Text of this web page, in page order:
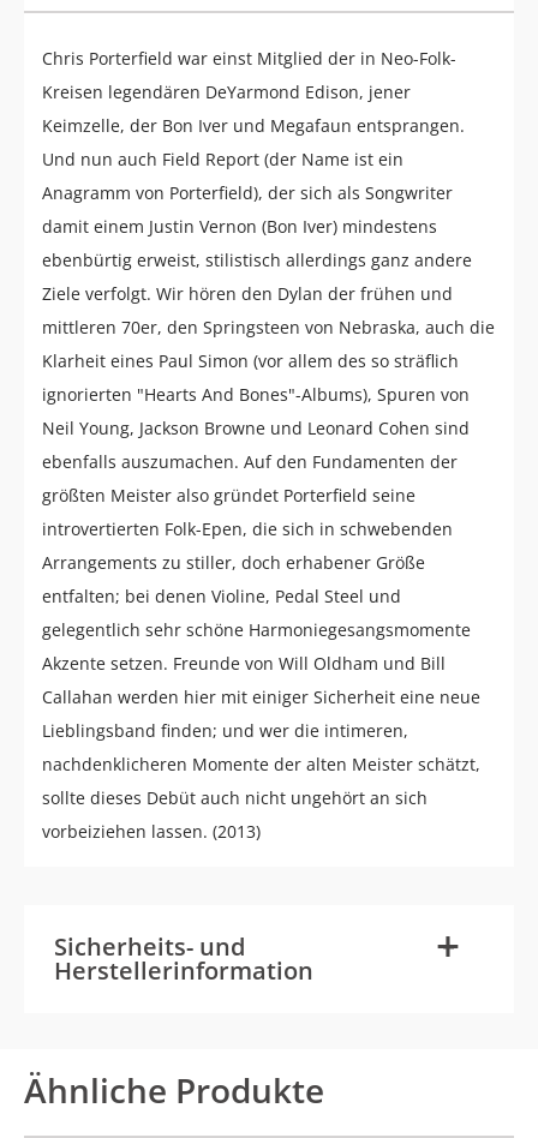
Chris Porterfield war einst Mitglied der in Neo-Folk-
Kreisen legendären DeYarmond Edison, jener
Keimzelle, der Bon Iver und Megafaun entsprangen.
Und nun auch Field Report (der Name ist ein
Anagramm von Porterfield), der sich als Songwriter
damit einem Justin Vernon (Bon Iver) mindestens
ebenbürtig erweist, stilistisch allerdings ganz andere
Ziele verfolgt. Wir hören den Dylan der frühen und
mittleren 70er, den Springsteen von Nebraska, auch die
Klarheit eines Paul Simon (vor allem des so sträflich
ignorierten "Hearts And Bones"-Albums), Spuren von
Neil Young, Jackson Browne und Leonard Cohen sind
ebenfalls auszumachen. Auf den Fundamenten der
größten Meister also gründet Porterfield seine
introvertierten Folk-Epen, die sich in schwebenden
Arrangements zu stiller, doch erhabener Größe
entfalten; bei denen Violine, Pedal Steel und
gelegentlich sehr schöne Harmoniegesangsmomente
Akzente setzen. Freunde von Will Oldham und Bill
Callahan werden hier mit einiger Sicherheit eine neue
Lieblingsband finden; und wer die intimeren,
nachdenklicheren Momente der alten Meister schätzt,
sollte dieses Debüt auch nicht ungehört an sich
vorbeiziehen lassen. (2013)
Sicherheits- und
Herstellerinformation +
-
Ähnliche Produkte